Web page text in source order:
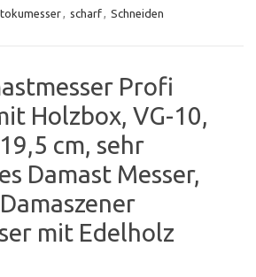
, scharf, Schneiden
Profi
Holzbox, VG-10,
cm, sehr
Damast Messer,
mit Edelholz